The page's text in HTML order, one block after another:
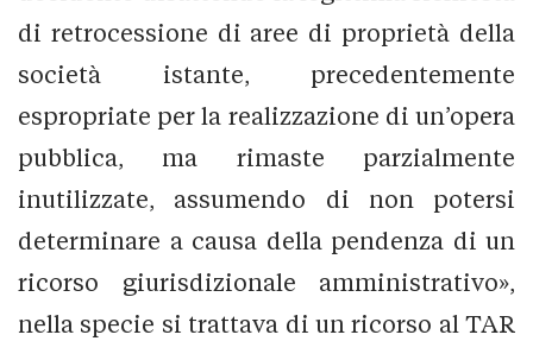
di retrocessione di aree di proprietà della
società istante, precedentemente
espropriate per la realizzazione di un’opera
pubblica, ma rimaste parzialmente
inutilizzate, assumendo di non potersi
determinare a causa della pendenza di un
ricorso giurisdizionale amministrativo»,
nella specie si trattava di un ricorso al TAR